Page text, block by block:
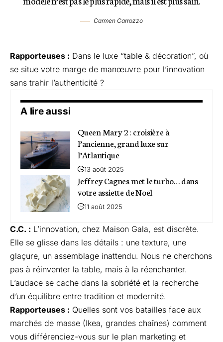
Carmen Carrozzo
Rapporteuses : Dans le luxe “table & décoration”, où
se situe votre marge de manœuvre pour l’innovation
sans trahir l’authenticité ?
A lire aussi
Queen Mary 2 : croisière à
l’ancienne, grand luxe sur
l’Atlantique
13 août 2025
Jeffrey Cagnes met le turbo… dans
votre assiette de Noël
11 août 2025
C.C. : L’innovation, chez Maison Gala, est discrète.
Elle se glisse dans les détails : une texture, une
glaçure, un assemblage inattendu. Nous ne cherchons
pas à réinventer la table, mais à la réenchanter.
L’audace se cache dans la sobriété et la recherche
d’un équilibre entre tradition et modernité.
Rapporteuses : Quelles sont vos batailles face aux
marchés de masse (Ikea, grandes chaînes) comment
vous différenciez-vous sur le plan marketing et